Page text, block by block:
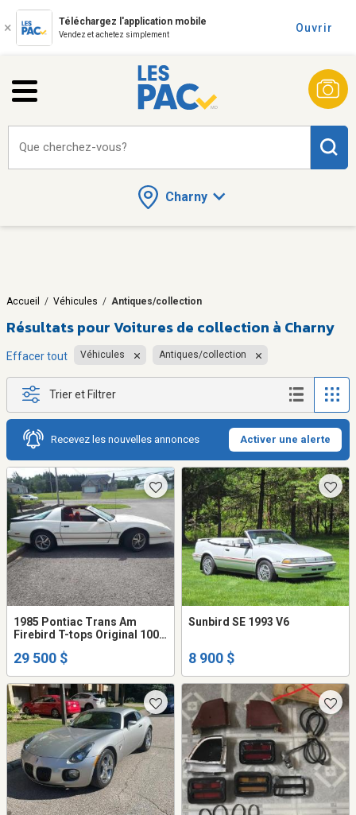
Téléchargez l'application mobile
Vendez et achetez simplement
Ouvrir
Charny
Que cherchez-vous?
Accueil / Véhicules / Antiques/collection
Résultats pourVoitures de collection à Charny
Effacer tout Véhicules Antiques/collection
Trier et Filtrer
Recevez les nouvelles annonces Activer une alerte
1985 Pontiac Trans Am
Firebird T-tops Original 100%
29 500 $
Sunbird SE 1993 V6
8 900 $